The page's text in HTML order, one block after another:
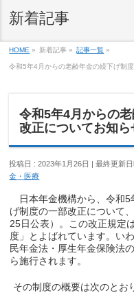
新着記事
HOME » 新着記事 » 記事一覧 »
令和5年4月からの老齢年金の繰下げ制
令和5年4月からの
改正についてお知ら
投稿日 : 2023年1月26日 最終更新
金・医療
日本年金機構から、令和5
げ制度の一部改正について
25日公表）。この改正規定
度」とよばれています。い
民年金法・厚生年金保険法
ら施行されます。
その制度の概要は次のとお